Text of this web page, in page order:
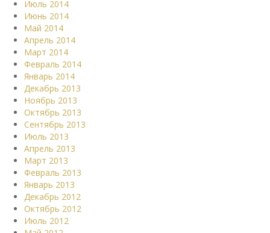
Июль 2014
Июнь 2014
Май 2014
Апрель 2014
Март 2014
Февраль 2014
Январь 2014
Декабрь 2013
Ноябрь 2013
Октябрь 2013
Сентябрь 2013
Июль 2013
Апрель 2013
Март 2013
Февраль 2013
Январь 2013
Декабрь 2012
Октябрь 2012
Июль 2012